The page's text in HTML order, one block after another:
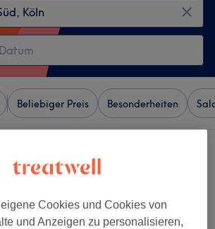
Beliebiger Preis Besonderheiten
in der Nähe von Neustadt-Süd, Köln
Cookies und Cookies von
und Anzeigen zu personalisieren,